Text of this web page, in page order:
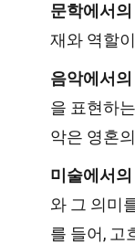
문학에서
재와 역할
음악에서
을 표현하
악은 영혼
미술에서
와 그 의미
를 들어, 고